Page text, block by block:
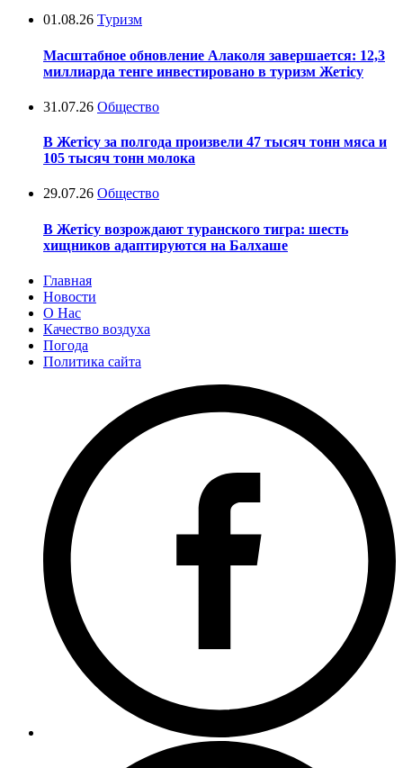
01.08.26 Туризм
Масштабное обновление Алаколя завершается: 12,3
миллиарда тенге инвестировано в туризм Жетісу
31.07.26 Общество
В Жетісу за полгода произвели 47 тысяч тонн мяса и
105 тысяч тонн молока
29.07.26 Общество
В Жетісу возрождают туранского тигра: шесть
хищников адаптируются на Балхаше
Главная
Новости
О Нас
Качество воздуха
Погода
Политика сайта